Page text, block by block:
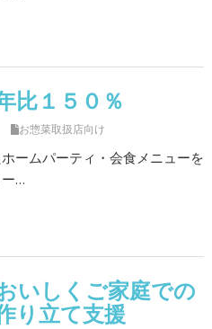
比１５０％
お惣菜取扱店向け
ームパーティ・会食メニューを
…
いしくご家庭での
り立て支援